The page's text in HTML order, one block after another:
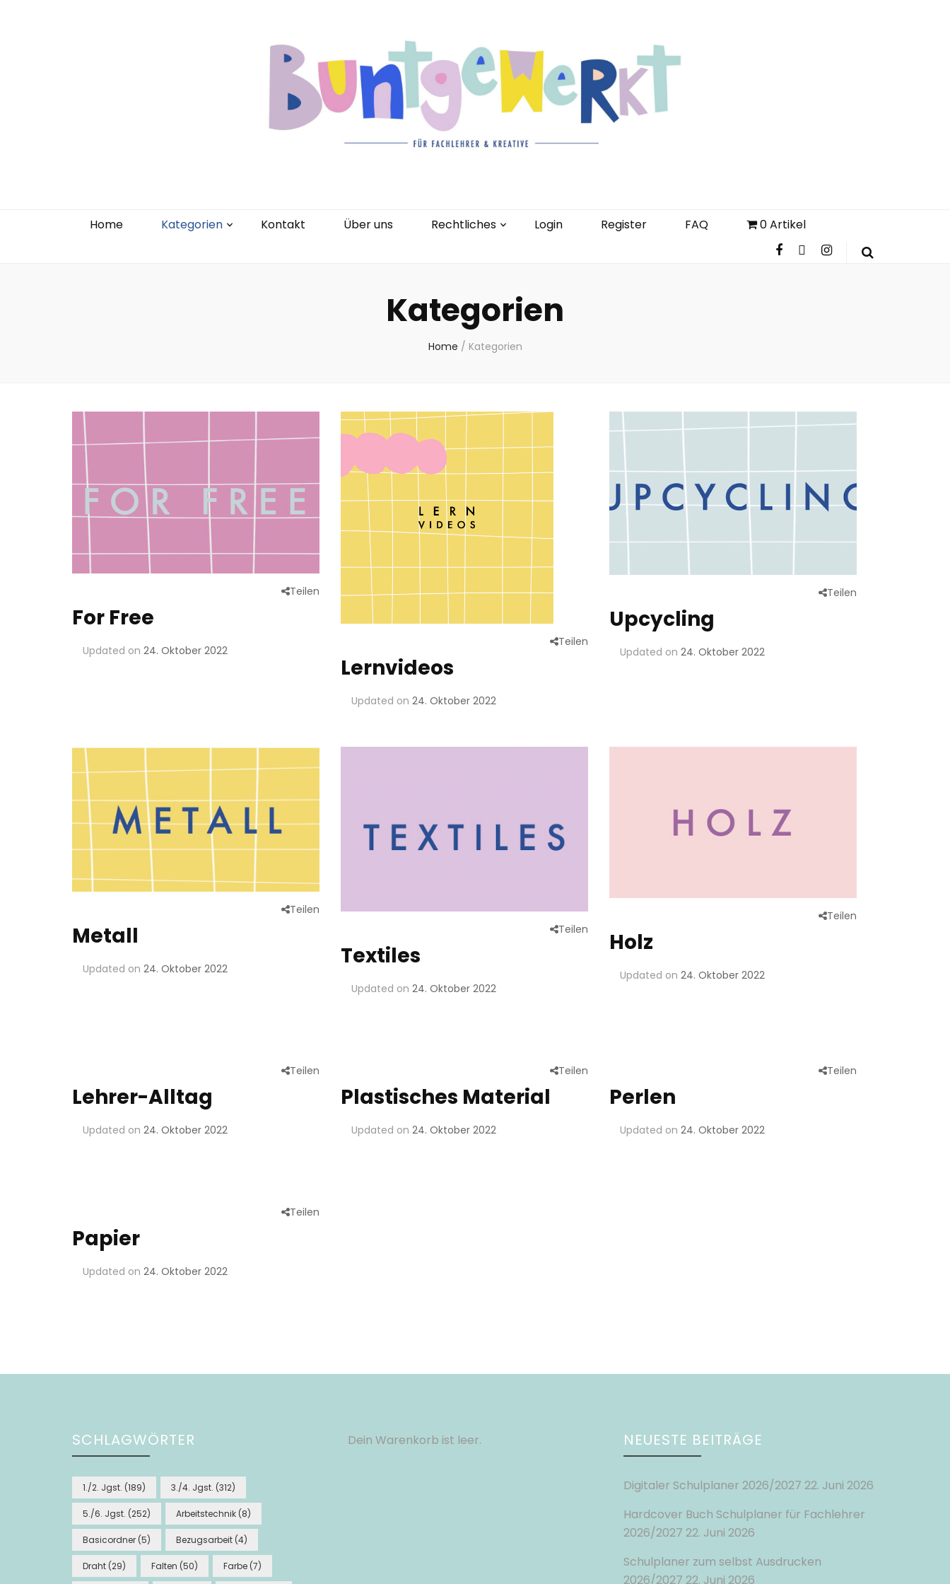
Home Kategorien Kontakt Über uns Rechtliches Login Register FAQ 0 Artikel
Kategorien
Home / Kategorien
Teilen
For Free
Updated on 24. Oktober 2022
Teilen
Lernvideos
Updated on 24. Oktober 2022
Teilen
Upcycling
Updated on 24. Oktober 2022
Teilen
Metall
Updated on 24. Oktober 2022
Teilen
Textiles
Updated on 24. Oktober 2022
Teilen
Holz
Updated on 24. Oktober 2022
Teilen
Lehrer-Alltag
Updated on 24. Oktober 2022
Teilen
Plastisches Material
Updated on 24. Oktober 2022
Teilen
Perlen
Updated on 24. Oktober 2022
Teilen
Papier
Updated on 24. Oktober 2022
SCHLAGWÖRTER
1./2. Jgst. (189) 3./4. Jgst. (312)
5./6. Jgst. (252) Arbeitstechnik (8)
Basicordner (5) Bezugsarbeit (4)
Draht (29) Falten (50) Farbe (7)
Dein Warenkorb ist leer. NEUESTE BEITRÄGE
Digitaler Schulplaner 2026/2027 22. Juni 2026
Hardcover Buch Schulplaner für Fachlehrer
2026/2027 22. Juni 2026
Schulplaner zum selbst Ausdrucken
2026/2027 22. Juni 2026